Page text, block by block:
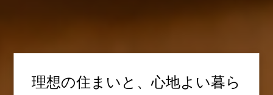
理想の住まいと、心地よい暮ら